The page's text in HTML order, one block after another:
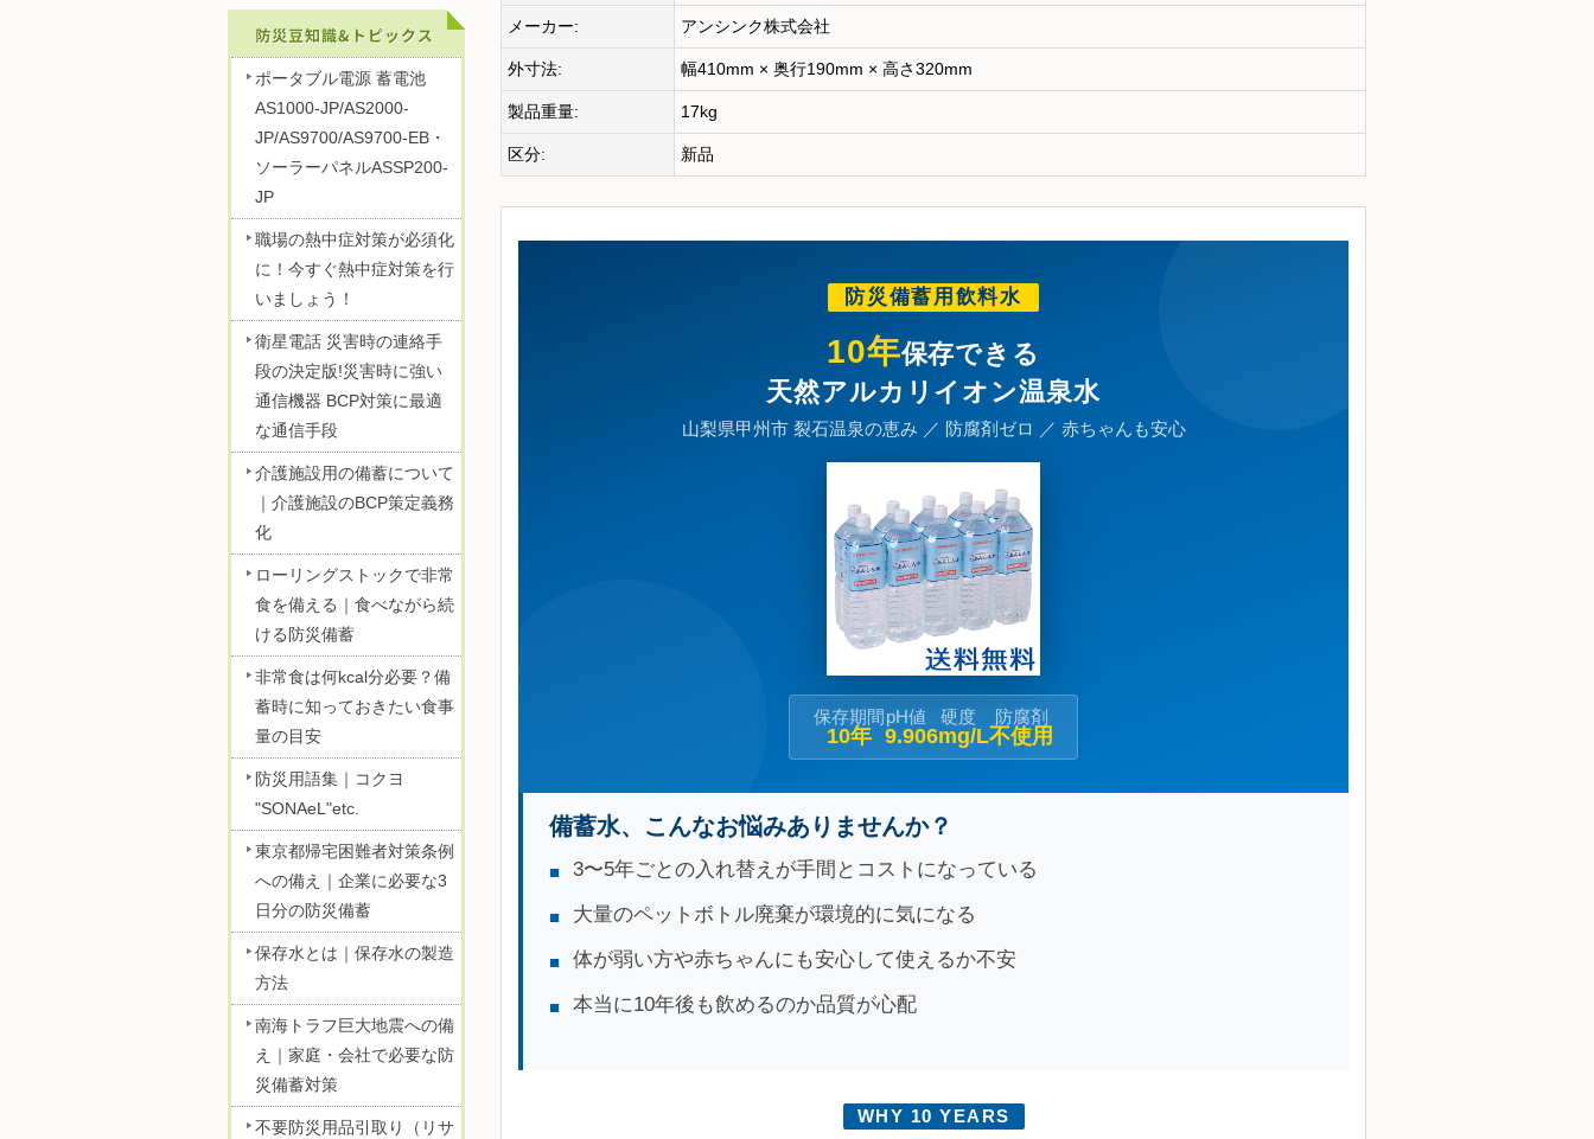
メーカー: アンシンク株式会社
外寸法: 幅410mm × 奥行190mm × 高さ320mm
製品重量: 17kg
区分: 新品
防災備蓄用飲料水
10年保存できる
天然アルカリイオン温泉水
山梨県甲州市 裂石温泉の恵み ／ 防腐剤ゼロ ／ 赤ちゃんも安心
保存期間
10年
pH値
9.90
硬度
6mg/L
防腐剤
不使用
備蓄水、こんなお悩みありませんか？
3〜5年ごとの入れ替えが手間とコストになっている
大量のペットボトル廃棄が環境的に気になる
体が弱い方や赤ちゃんにも安心して使えるか不安
本当に10年後も飲めるのか品質が心配
WHY 10 YEARS
ポータブル電源 蓄電池
AS1000-JP/AS2000-
JP/AS9700/AS9700-EB・
ソーラーパネルASSP200-
JP
職場の熱中症対策が必須化
に！今すぐ熱中症対策を行
いましょう！
衛星電話 災害時の連絡手
段の決定版!災害時に強い
通信機器 BCP対策に最適
な通信手段
介護施設用の備蓄について
｜介護施設のBCP策定義務
化
ローリングストックで非常
食を備える｜食べながら続
ける防災備蓄
非常食は何kcal分必要？備
蓄時に知っておきたい食事
量の目安
防災用語集｜コクヨ
"SONAeL"etc.
東京都帰宅困難者対策条例
への備え｜企業に必要な3
日分の防災備蓄
保存水とは｜保存水の製造
方法
南海トラフ巨大地震への備
え｜家庭・会社で必要な防
災備蓄対策
不要防災用品引取り（リサ